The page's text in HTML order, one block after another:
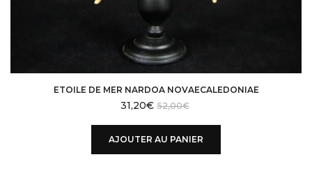
ETOILE DE MER NARDOA NOVAECALEDONIAE
52,00€
31,20€
AJOUTER AU PANIER